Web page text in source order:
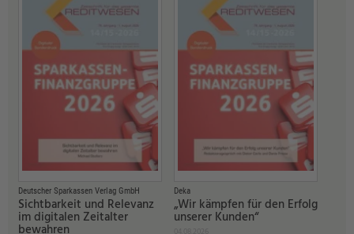
Deutscher Sparkassen Verlag GmbH
Sichtbarkeit und Relevanz
im digitalen Zeitalter
Deka
„Wir kämpfen für den Erfolg
unserer Kunden“